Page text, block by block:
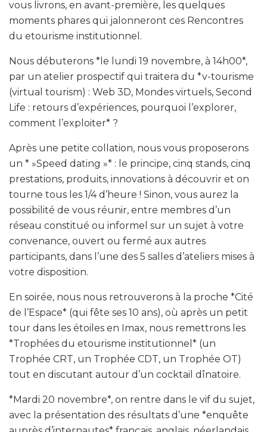
vous livrons, en avant-première, les quelques
moments phares qui jalonneront ces Rencontres
du etourisme institutionnel.
Nous débuterons *le lundi 19 novembre, à 14h00*,
par un atelier prospectif qui traitera du *v-tourisme
(virtual tourism) : Web 3D, Mondes virtuels, Second
Life : retours d’expériences, pourquoi l’explorer,
comment l’exploiter* ?
Après une petite collation, nous vous proposerons
un * »Speed dating »* : le principe, cinq stands, cinq
prestations, produits, innovations à découvrir et on
tourne tous les 1/4 d’heure ! Sinon, vous aurez la
possibilité de vous réunir, entre membres d’un
réseau constitué ou informel sur un sujet à votre
convenance, ouvert ou fermé aux autres
participants, dans l’une des 5 salles d’ateliers mises à
votre disposition.
En soirée, nous nous retrouverons à la proche *Cité
de l’Espace* (qui fête ses 10 ans), où après un petit
tour dans les étoiles en Imax, nous remettrons les
*Trophées du etourisme institutionnel* (un
Trophée CRT, un Trophée CDT, un Trophée OT)
tout en discutant autour d’un cocktail dînatoire.
*Mardi 20 novembre*, on rentre dans le vif du sujet,
avec la présentation des résultats d’une *enquête